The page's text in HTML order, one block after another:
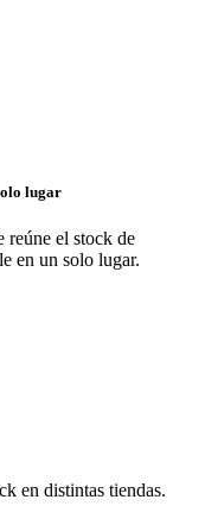
lugar
reúne el stock de
en un solo lugar.
en distintas tiendas.